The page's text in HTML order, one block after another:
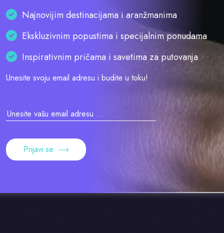
Najnovijim destinacijama i aranžmanima
Ekskluzivnim popustima i specijalnim ponudama
Inspirativnim pričama i savetima za putovanja
Unesite svoju email adresu i budite u toku!
Prijavi se